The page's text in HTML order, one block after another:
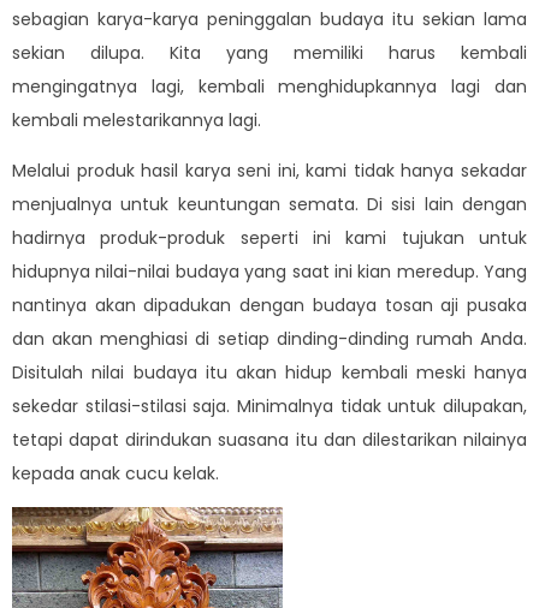
sebagian karya-karya peninggalan budaya itu sekian lama
sekian dilupa. Kita yang memiliki harus kembali
mengingatnya lagi, kembali menghidupkannya lagi dan
kembali melestarikannya lagi.
Melalui produk hasil karya seni ini, kami tidak hanya sekadar
menjualnya untuk keuntungan semata. Di sisi lain dengan
hadirnya produk-produk seperti ini kami tujukan untuk
hidupnya nilai-nilai budaya yang saat ini kian meredup. Yang
nantinya akan dipadukan dengan budaya tosan aji pusaka
dan akan menghiasi di setiap dinding-dinding rumah Anda.
Disitulah nilai budaya itu akan hidup kembali meski hanya
sekedar stilasi-stilasi saja. Minimalnya tidak untuk dilupakan,
tetapi dapat dirindukan suasana itu dan dilestarikan nilainya
kepada anak cucu kelak.